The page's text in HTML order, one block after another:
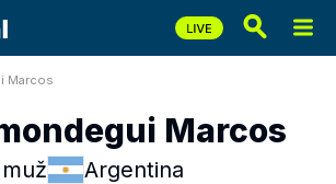
Marcos
Marcos
muž Argentina